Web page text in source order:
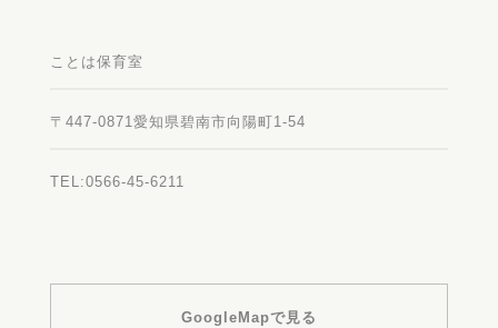
ことは保育室
〒447-0871愛知県碧南市向陽町1-54
TEL:0566-45-6211
GoogleMapで見る